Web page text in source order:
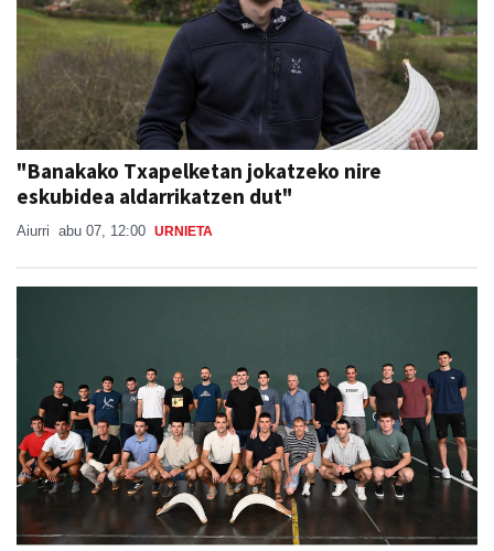
"Banakako Txapelketan jokatzeko nire
eskubidea aldarrikatzen dut"
Aiurri abu 07, 12:00 URNIETA